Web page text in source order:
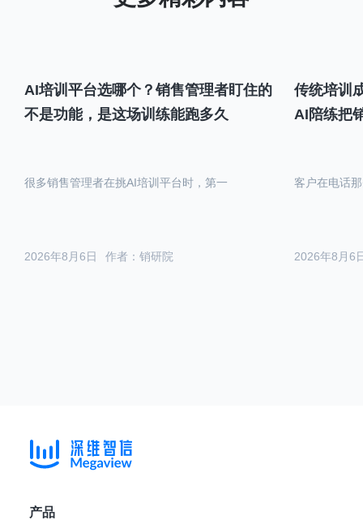
AI培训平台选哪个？销售管理者盯住的
不是功能，是这场训练能跑多久
作者：销研院
2026年8月6日
很多销售管理者在挑AI培训平台时，第一
传统培训
AI陪练把
2026年8月6
客户在电话
产品